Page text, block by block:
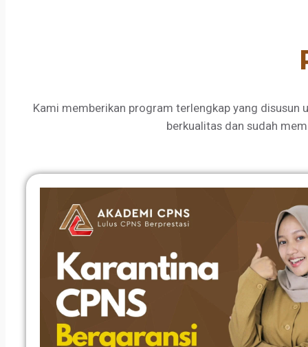
Kami memberikan program terlengkap yang disusun
berkualitas dan sudah